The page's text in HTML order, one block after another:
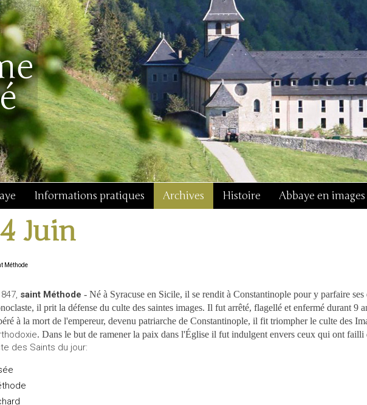
Informations pratiques Archives Histoire Abbaye en images
Juin
Méthode
saint Méthode - Né à Syracuse en Sicile, il se rendit à Constantinople pour y parfaire ses
il prit la défense du culte des saintes images. Il fut arrêté, flagellé et enfermé durant 9
à la mort de l'empereur, devenu patriarche de Constantinople, il fit triompher le culte des
. Dans le but de ramener la paix dans l'Égliseil fut indulgent envers ceux qui ont failli
des Saints du jour: